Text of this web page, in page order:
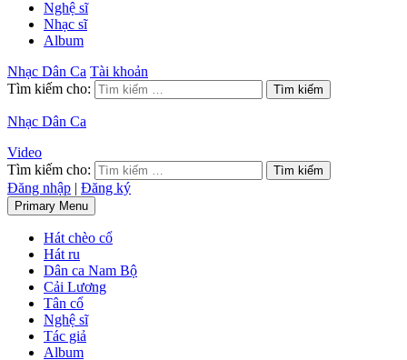
Nghệ sĩ
Nhạc sĩ
Album
Nhạc Dân Ca Tài khoản
Tìm kiếm cho:
Nhạc Dân Ca
Video
Tìm kiếm cho:
Đăng nhập | Đăng ký
Primary Menu
Hát chèo cổ
Hát ru
Dân ca Nam Bộ
Cải Lương
Tân cổ
Nghệ sĩ
Tác giả
Album